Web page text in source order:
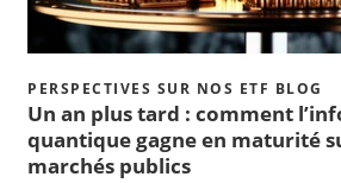
PERSPECTIVES SUR NOS ETF BLOG
Un an plus tard : comment
quantique gagne en maturité
marchés publics